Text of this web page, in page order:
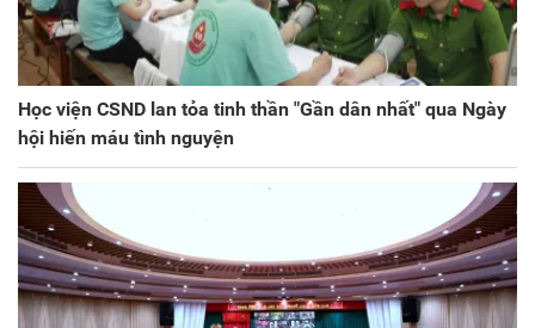
Học viện CSND lan tỏa tinh thần "Gần dân nhất" qua Ngày
hội hiến máu tình nguyện